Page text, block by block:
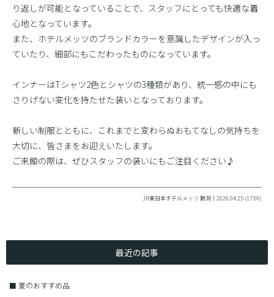
り返しが可能となっていることで、スタッフにとっても快適な着
心地となっています。
また、ホテルメッツのブランドカラーを意識したデザインが入っ
ていたり、細部にもこだわったものになっています。
インナーはTシャツ2色とシャツの3種類があり、統一感の中にも
さりげない変化を持たせた装いとなっております。
新しい制服とともに、これまでと変わらぬおもてなしの気持ちを
大切に、皆さまをお迎えいたします。
ご来館の際は、ぜひスタッフの装いにもご注目ください♪
JR東日本ホテルメッツ 新潟｜2026.04.25 (17:06)
最近の記事
■ 夏のおすすめ品